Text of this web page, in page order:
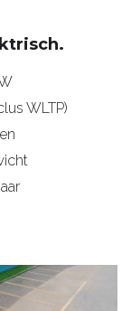
WLTP)